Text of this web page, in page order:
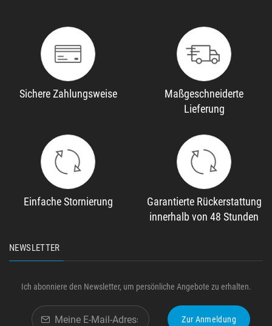
Sichere Zahlungsweise
Maßgeschneiderte
Lieferung
Einfache Stornierung
Garantierte Rückerstattung
innerhalb von 48 Stunden
NEWSLETTER
Ich abonniere den Newsletter, um persönliche Angebote zu erhalten.
Zur Anmeldung